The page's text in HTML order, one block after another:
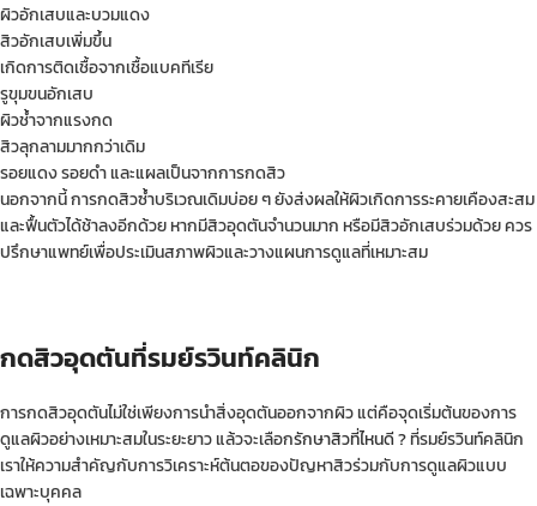
ผิวอักเสบและบวมแดง
สิวอักเสบเพิ่มขึ้น
เกิดการติดเชื้อจากเชื้อแบคทีเรีย
รูขุมขนอักเสบ
ผิวช้ำจากแรงกด
สิวลุกลามมากกว่าเดิม
รอยแดง รอยดำ และแผลเป็นจากการกดสิว
นอกจากนี้ การกดสิวซ้ำบริเวณเดิมบ่อย ๆ ยังส่งผลให้ผิวเกิดการระคายเคืองสะสม
และฟื้นตัวได้ช้าลงอีกด้วย หากมีสิวอุดตันจำนวนมาก หรือมีสิวอักเสบร่วมด้วย ควร
ปรึกษาแพทย์เพื่อประเมินสภาพผิวและวางแผนการดูแลที่เหมาะสม
กดสิวอุดตันที่รมย์รวินท์คลินิก
การกดสิวอุดตันไม่ใช่เพียงการนำสิ่งอุดตันออกจากผิว แต่คือจุดเริ่มต้นของการ
ดูแลผิวอย่างเหมาะสมในระยะยาว แล้วจะเลือกรักษาสิวที่ไหนดี ?ที่รมย์รวินท์คลินิก
เราให้ความสำคัญกับการวิเคราะห์ต้นตอของปัญหาสิวร่วมกับการดูแลผิวแบบ
เฉพาะบุคคล